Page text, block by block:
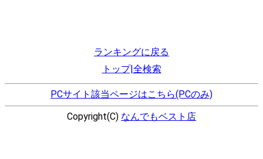
ランキングに戻る
トップ|全検索
PCサイト該当ページはこちら(PCのみ)
Copyright(C) なんでもベスト店